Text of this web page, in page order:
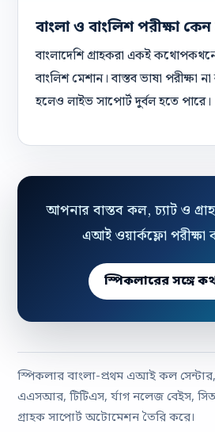
বাংলা ও বাংলিশ পরীক্ষা
বাংলাদেশি গ্রাহকরা একই
বাংলিশ মেশান। বাস্তব ভাষা
হলেও লাইভ সাপোর্ট দুর্বল হতে পারে।
আপনার বাস্তব কল, চ্যাট ও
এআই ওয়ার্কফ্লো পরীক্ষা
স্পিকলারের সঙ্গে
স্পিকলার বাংলা-প্রথম এআই কল
এএসআর, টিটিএস, র্যাগ নলেজ বেইস,
গ্রাহক সাপোর্ট অটোমেশন তৈরি করে।